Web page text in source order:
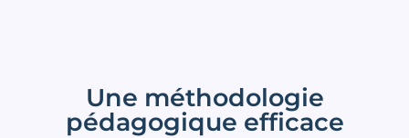
Une méthodologie
pédagogique efficace